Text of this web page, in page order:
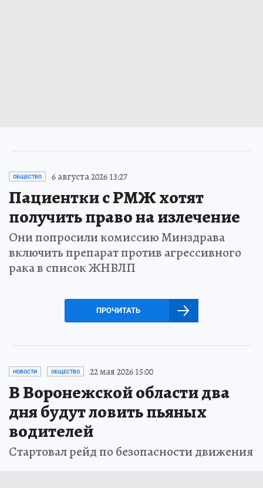
ОБЩЕСТВО 6 августа 2026 13:27
Пациентки с РМЖ хотят
получить право на излечение
Они попросили комиссию Минздрава
включить препарат против агрессивного
рака в список ЖНВЛП
ПРОЧИТАТЬ
НОВОСТИ ОБЩЕСТВО 22 мая 2026 15:00
В Воронежской области два
дня будут ловить пьяных
водителей
Стартовал рейд по безопасности движения